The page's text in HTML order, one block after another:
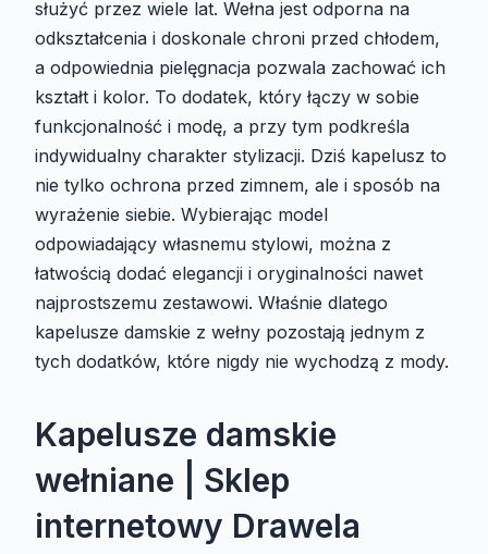
służyć przez wiele lat. Wełna jest odporna na
odkształcenia i doskonale chroni przed chłodem,
a odpowiednia pielęgnacja pozwala zachować ich
kształt i kolor. To dodatek, który łączy w sobie
funkcjonalność i modę, a przy tym podkreśla
indywidualny charakter stylizacji. Dziś kapelusz to
nie tylko ochrona przed zimnem, ale i sposób na
wyrażenie siebie. Wybierając model
odpowiadający własnemu stylowi, można z
łatwością dodać elegancji i oryginalności nawet
najprostszemu zestawowi. Właśnie dlatego
kapelusze damskie z wełny pozostają jednym z
tych dodatków, które nigdy nie wychodzą z mody.
Kapelusze damskie
wełniane | Sklep
internetowy Drawela